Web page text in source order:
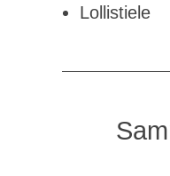
Lollistiele